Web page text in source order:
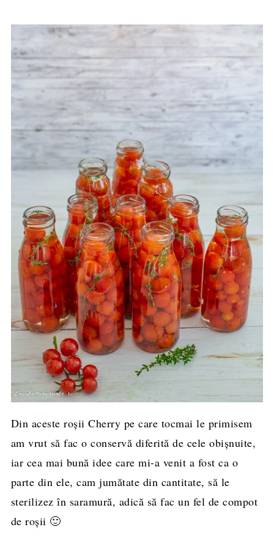
Din aceste roșii Cherry pe care tocmai le primisem
am vrut să fac o conservă diferită de cele obișnuite,
iar cea mai bună idee care mi-a venit a fost ca o
parte din ele, cam jumătate din cantitate, să le
sterilizez în saramură, adică să fac un fel de compot
de roșii 🙂